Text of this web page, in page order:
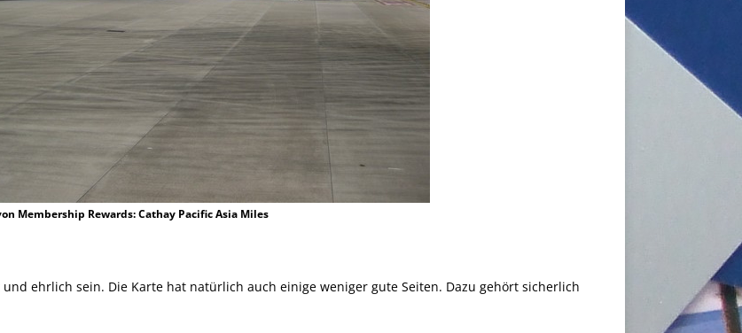
Membership Rewards: Cathay Pacific Asia Miles
ehrlich sein. Die Karte hat natürlich auch einige weniger gute Seiten. Dazu gehört sicherlich